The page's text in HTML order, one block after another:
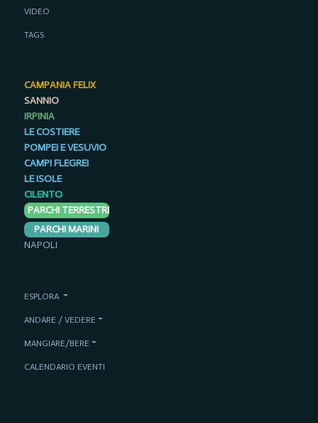
VIDEO
TAGS
CAMPANIA FELIX
SANNIO
IRPINIA
LE COSTIERE
POMPEI E VESUVIO
CAMPI FLEGREI
LE ISOLE
CILENTO
PARCHI TERRESTRI
PARCHI MARINI
NAPOLI
ESPLORA
ANDARE / VEDERE
MANGIARE/BERE
CALENDARIO EVENTI